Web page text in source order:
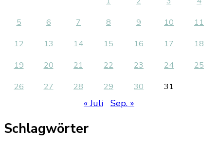
5
6 7 8 9 10
11
12
13 14 15 16 17
18
19
20 21 22 23 24
25
26
27 28 29 30 31
« Juli Sep. »
Schlagwörter